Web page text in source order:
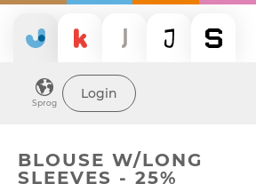
Sprog
Login
BLOUSE W/LONG
SLEEVES - 25%